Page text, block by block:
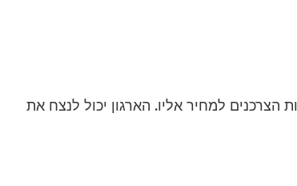
הצרכנים למחיר אליו. הארגון יכול לנצח את